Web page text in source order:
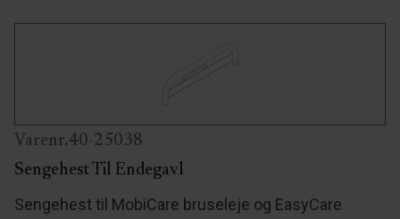
Varenr.40-25038
Sengehest Til Endegavl
Sengehest til MobiCare bruseleje og EasyCare